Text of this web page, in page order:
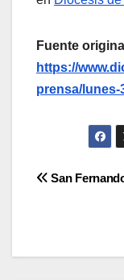
Fuente
https://
prensa/lunes-
San